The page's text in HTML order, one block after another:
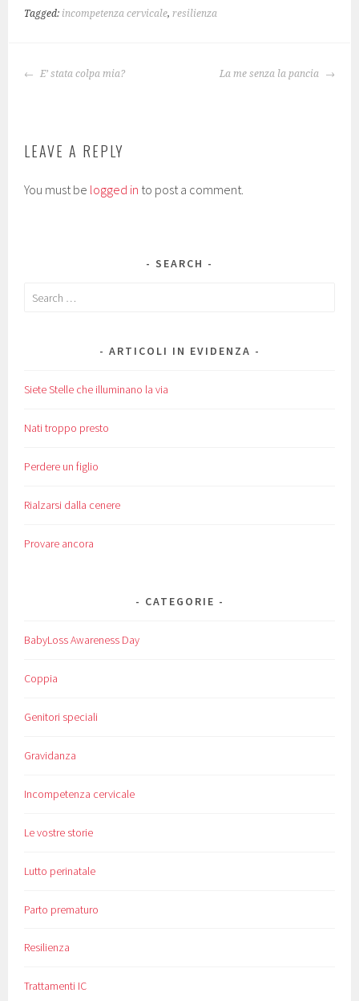
Tagged: incompetenza cervicale,resilienza
POST
E’ stata colpa mia? La me senza la pancia
LEAVE A REPLY
You must be logged in to post a comment.
SEARCH
Search
ARTICOLI IN EVIDENZA
Siete Stelle che illuminano la via
Nati troppo presto
Perdere un figlio
Rialzarsi dalla cenere
Provare ancora
CATEGORIE
BabyLoss Awareness Day
Coppia
Genitori speciali
Gravidanza
Incompetenza cervicale
Le vostre storie
Lutto perinatale
Parto prematuro
Resilienza
Trattamenti IC